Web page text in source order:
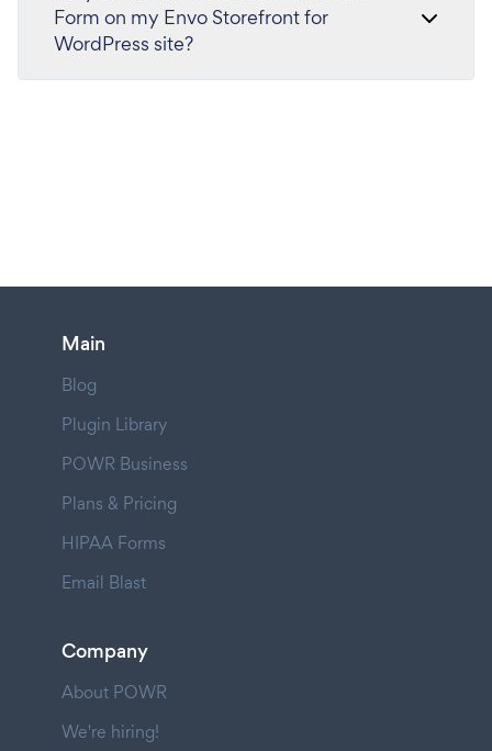
Form on my Envo Storefront for
WordPress site?
Main
Blog
Plugin Library
POWR Business
Plans & Pricing
HIPAA Forms
Email Blast
Company
About POWR
We're hiring!